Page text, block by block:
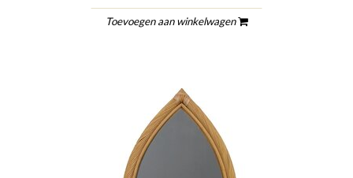
Toevoegen aan winkelwagen